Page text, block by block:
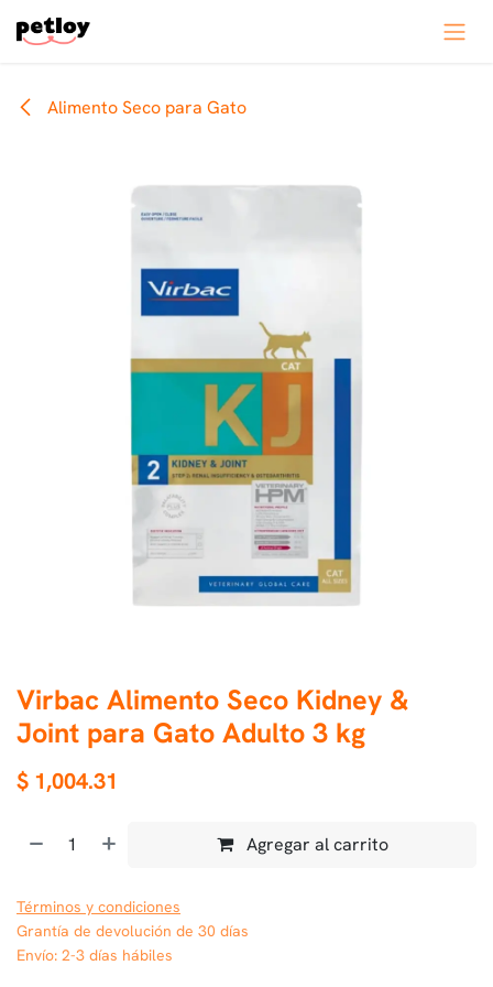
Alimento Seco para Gato
Virbac Alimento Seco Kidney &
Joint para Gato Adulto 3 kg
$ 1,004.31
Agregar al carrito
Términos y condiciones
Grantía de devolución de 30 días
Envío: 2-3 días hábiles